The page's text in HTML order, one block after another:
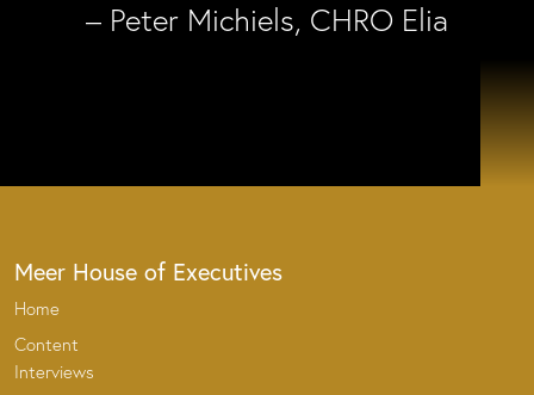
– Peter Michiels, CHRO Elia
Meer House of Executives
Home
Content
Interviews